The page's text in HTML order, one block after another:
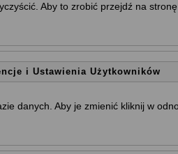
Aby to zrobić przejdź na
i Ustawienia Użytkowników
danych. Aby je zmienić kliknij w